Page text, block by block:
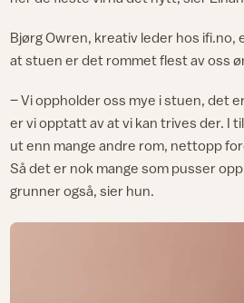
Bjørg Owren, kreativ leder hos ifi.no,
at stuen er det rommet flest av oss
– Vi oppholder oss mye i stuen, det
er vi opptatt av at vi kan trives der. I
ut enn mange andre rom, nettopp
Så det er nok mange som pusser
grunner også, sier hun.